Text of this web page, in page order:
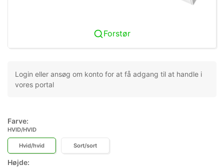
Forstør
Login eller ansøg om konto for at få adgang til at handle i
vores portal
Farve:
HVID/HVID
Hvid/hvid Sort/sort
Højde: